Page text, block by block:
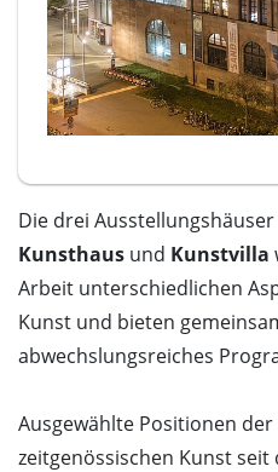
Die drei Ausstellungshäuser
Kunsthaus und Kunstvilla
Arbeit unterschiedlichen
Kunst und bieten
abwechslungsreiches
Ausgewählte Positionen
zeitgenössischen Kunst seit